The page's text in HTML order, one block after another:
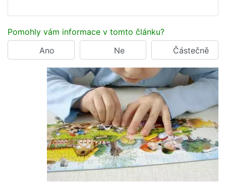
Pomohly vám informace v tomto článku?
Ano
Ne Částečně